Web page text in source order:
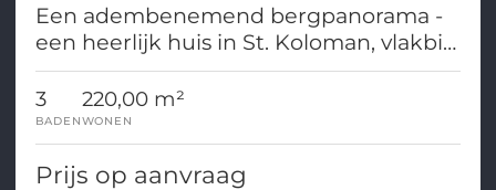
Een adembenemend bergpanorama -
een heerlijk huis in St. Koloman, vlakbij
Salzburg.
3
BADEN
220,00 m²
WONEN
Prijs op aanvraag